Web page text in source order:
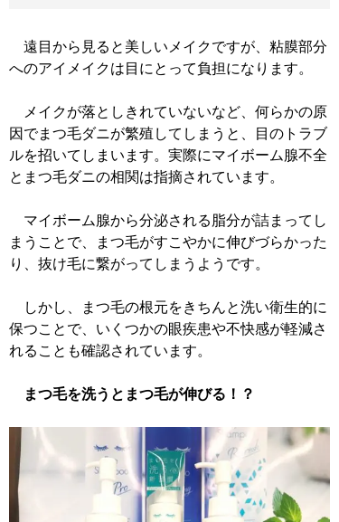
遠目から見ると美しいメイクですが、粘膜部分
へのアイメイクは目にとって負担になります。
メイクが落としきれていないなど、何らかの原
因でまつ毛ダニが繁殖してしまうと、目のトラブ
ルを招いてしまいます。実際にマイボーム腺不全
とまつ毛ダニの相関は指摘されています。
マイボーム腺から分泌される脂分が詰まってし
まうことで、まつ毛がすこやかに伸びづらかった
り、抜け毛に繋がってしまうようです。
しかし、まつ毛の根元をきちんと洗い衛生的に
保つことで、いくつかの眼疾患や不快感が軽減さ
れることも確認されています。
まつ毛を洗うとまつ毛が伸びる！？